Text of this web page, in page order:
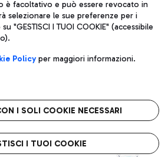
int. vers.
Racchetti 1 - 00054 Fiumicino (RM)
Note legali
Roma FCO
stellato
è facoltativo e può essere revocato in
selezionare le sue preferenze per i
"GESTISCI I TUOI COOKIE" (accessibile
Policyper maggiori informazioni.
I SOLI COOKIE NECESSARI
I TUOI COOKIE